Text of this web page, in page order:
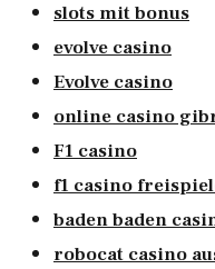
slots mit bonus
evolve casino
Evolve casino
online casino
F1 casino
f1 casino
baden baden
robocat casino